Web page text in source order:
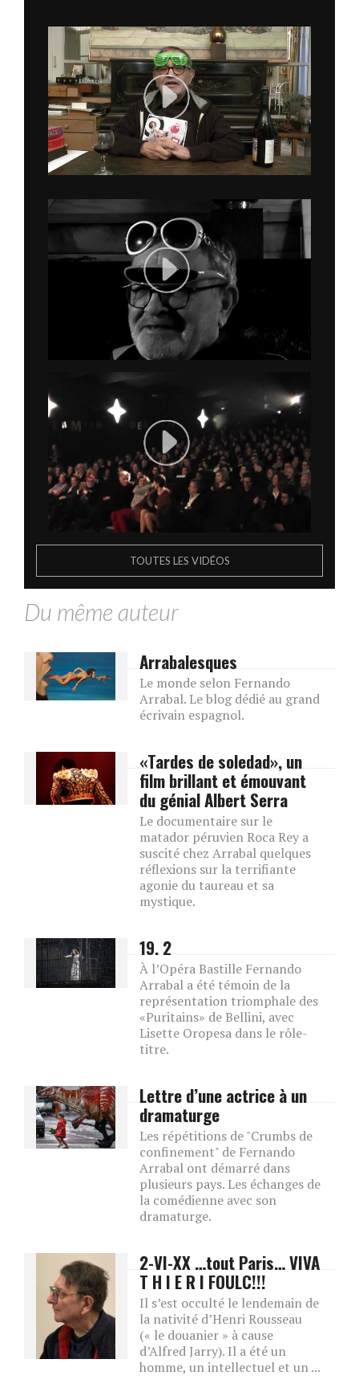
TOUTES LES VIDÉOS
Du même auteur
Arrabalesques
Le monde selon Fernando
Arrabal. Le blog dédié au grand
écrivain espagnol.
«Tardes de soledad», un
film brillant et émouvant
du génial Albert Serra
Le documentaire sur le
matador péruvien Roca Rey a
suscité chez Arrabal quelques
réflexions sur la terrifiante
agonie du taureau et sa
mystique.
19. 2
À l’Opéra Bastille Fernando
Arrabal a été témoin de la
représentation triomphale des
«Puritains» de Bellini, avec
Lisette Oropesa dans le rôle-
titre.
Lettre d’une actrice à un
dramaturge
Les répétitions de "Crumbs de
confinement" de Fernando
Arrabal ont démarré dans
plusieurs pays. Les échanges de
la comédienne avec son
dramaturge.
2-VI-XX …tout Paris… VIVA
T H I E R I FOULC!!!
Il s’est occulté le lendemain de
la nativité d’Henri Rousseau
(« le douanier » à cause
d’Alfred Jarry). Il a été un
homme, un intellectuel et un ...